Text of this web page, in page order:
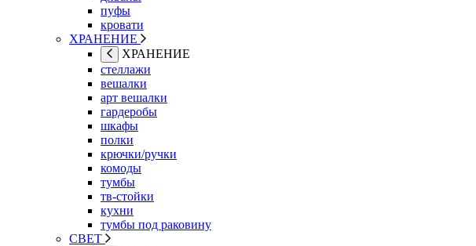
пуфы
кровати
ХРАНЕНИЕ
ХРАНЕНИЕ
стеллажи
вешалки
арт вешалки
гардеробы
шкафы
полки
крючки/ручки
комоды
тумбы
тв-стойки
кухни
тумбы под раковину
СВЕТ